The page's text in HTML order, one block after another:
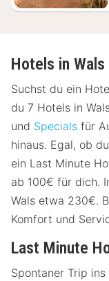
Hotels in
Suchst du ein
du 7 Hotels in
und Specials für
hinaus. Egal, ob
ein Last Minute
ab 100€ für dich.
Wals etwa 230€.
Komfort und
Last Minute
Spontaner Trip